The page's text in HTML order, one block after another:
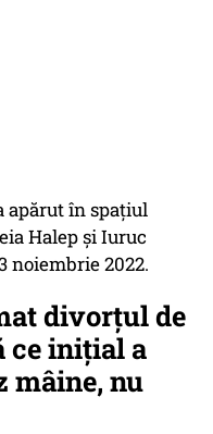
apărut în spațiul
Halep și Iuruc
noiembrie 2022.
divorţul de
ce iniţial a
mâine, nu